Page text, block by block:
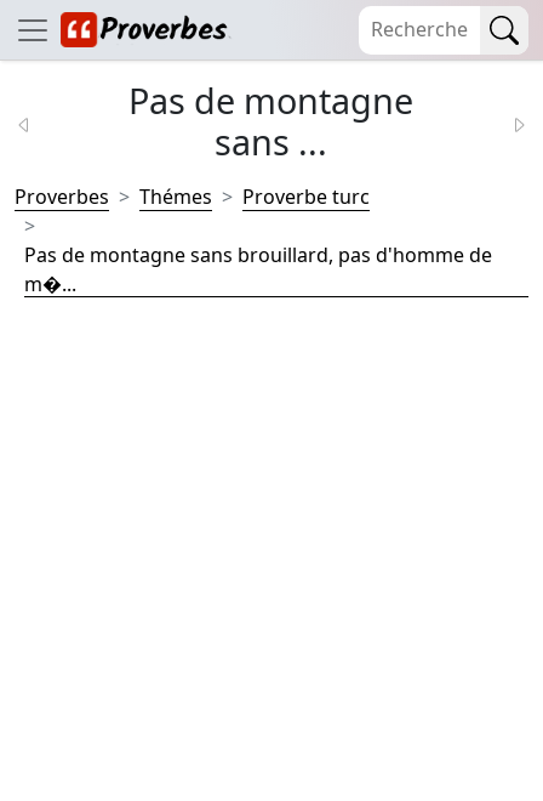
Pas de montagne
sans ...
Proverbes Thémes Proverbe turc
Pas de montagne sans brouillard, pas d'homme de
m�...